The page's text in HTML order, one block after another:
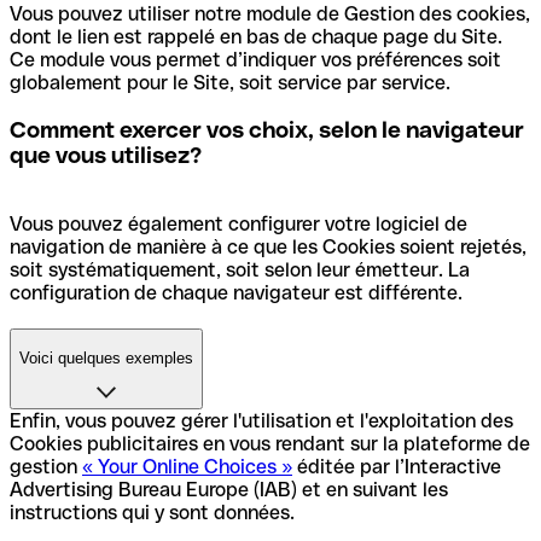
•qonto-referral-code: Permet d’identifier un utilisateur
arrivant sur le site après y avoir été invité par un tiers.
l’utilisateur, afin de ne pas revenir à la page de navigation
initiale.
Vous pouvez utiliser notre module de Gestion des cookies,
dont le lien est rappelé en bas de chaque page du Site.
Ce module vous permet d’indiquer vos préférences soit
globalement pour le Site, soit service par service.
Comment exercer vos choix, selon le navigateur
que vous utilisez?
Vous pouvez également configurer votre logiciel de
navigation de manière à ce que les Cookies soient rejetés,
soit systématiquement, soit selon leur émetteur. La
configuration de chaque navigateur est différente.
Voici quelques exemples
• Firefox : Menu / Options / onglet Vie privée / Protection
renforcée contre le pistage → cocher la case Personnalisé
puis la case Cookies → sélectionner dans le menu
déroulant “Tous les cookies” ou “Tous les cookies tiers”
Enfin, vous pouvez gérer l'utilisation et l'exploitation des
Cookies publicitaires en vous rendant sur la plateforme de
gestion « Your Online Choices » éditée par l’Interactive
Advertising Bureau Europe (IAB) et en suivant les
instructions qui y sont données.